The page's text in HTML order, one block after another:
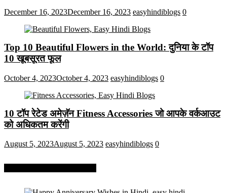
December 16, 2023December 16, 2023 easyhindiblogs 0
Top 10 Beautiful Flowers in the World: दुनिया के टॉप
10 खूबसूरत फूल
October 4, 2023October 4, 2023 easyhindiblogs 0
10 टॉप रेटेड अमेज़ॅन Fitness Accessories जो आपके वर्कआउट
को अधिकतम करेंगी
August 5, 2023August 5, 2023 easyhindiblogs 0